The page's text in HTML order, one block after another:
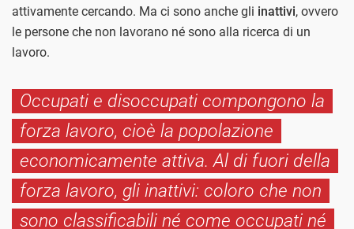
attivamente cercando. Ma ci sono anche gli inattivi, ovvero
le persone che non lavorano né sono alla ricerca di un
lavoro.
Occupati e disoccupati compongono la
forza lavoro, cioè la popolazione
economicamente attiva. Al di fuori della
forza lavoro, gli inattivi: coloro che non
sono classificabili né come occupati né